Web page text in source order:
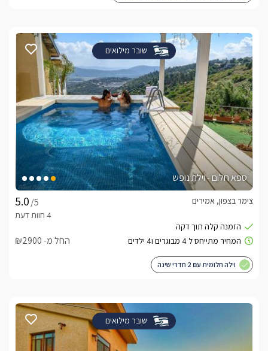
שובר מילואים
ספא חלום - וילת נופש
/5
צימר בצפון, אמירים
החל מ- ₪2900
וילה חלומית עם 2 חדרי שינה
שובר מילואים